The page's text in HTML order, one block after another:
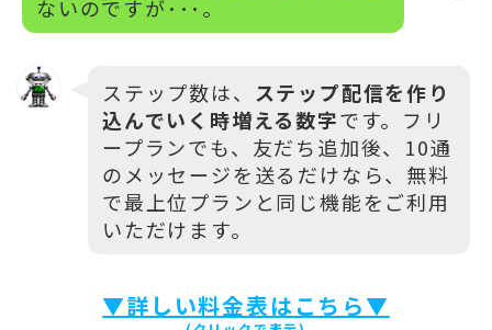
ないのですが･･･。
ステップ数は、 ステップ配信を作り
込んでいく時増える数字です。フリ
ープランでも、友だち追加後、10通
のメッセージを送るだけなら、無料
で最上位プランと同じ機能をご利用
いただけます。
▼詳しい料金表はこちら▼